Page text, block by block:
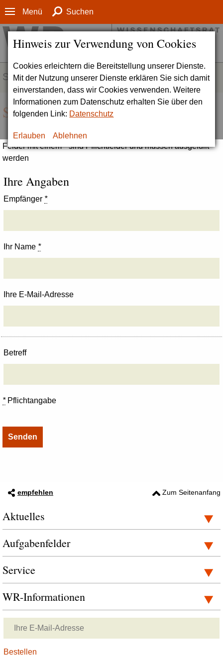
Hinweis zur Verwendung von Cookies
Cookies erleichtern die Bereitstellung unserer Dienste.
Mit der Nutzung unserer Dienste erklären Sie sich damit
einverstanden, dass wir Cookies verwenden. Weitere
Informationen zum Datenschutz erhalten Sie über den
folgenden Link: Datenschutz
Erlauben Ablehnen
Menü Suchen
SERVICE
Seite empfehlen
Felder mit einem * sind Pflichtfelder und müssen ausgefüllt
werden
Ihre Angaben
Empfänger *
Ihr Name *
Ihre E-Mail-Adresse
Betreff
*Pflichtangabe
empfehlen Zum Seitenanfang
Aktuelles
Aufgabenfelder
Service
WR-Informationen